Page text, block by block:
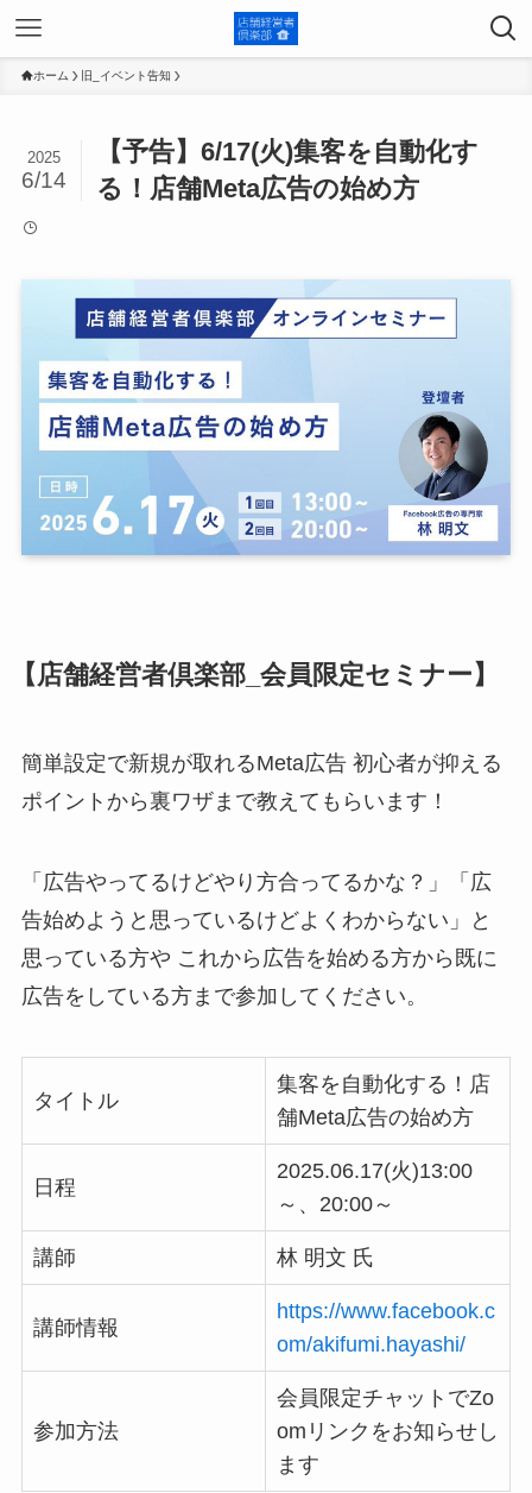
ホーム 旧_イベント告知
【予告】6/17(火)集客を自動化す
る！店舗Meta広告の始め方
2025
6/14
【店舗経営者倶楽部_会員限定セミナー】
簡単設定で新規が取れるMeta広告 初心者が抑える
ポイントから裏ワザまで教えてもらいます！
「広告やってるけどやり方合ってるかな？」「広
告始めようと思っているけどよくわからない」と
思っている方や これから広告を始める方から既に
広告をしている方まで参加してください。
タイトル
集客を自動化する！店
舗Meta広告の始め方
日程
2025.06.17(火)13:00
～、20:00～
講師 林 明文 氏
講師情報
https://www.facebook.c
om/akifumi.hayashi/
参加方法
会員限定チャットでZo
omリンクをお知らせし
ます